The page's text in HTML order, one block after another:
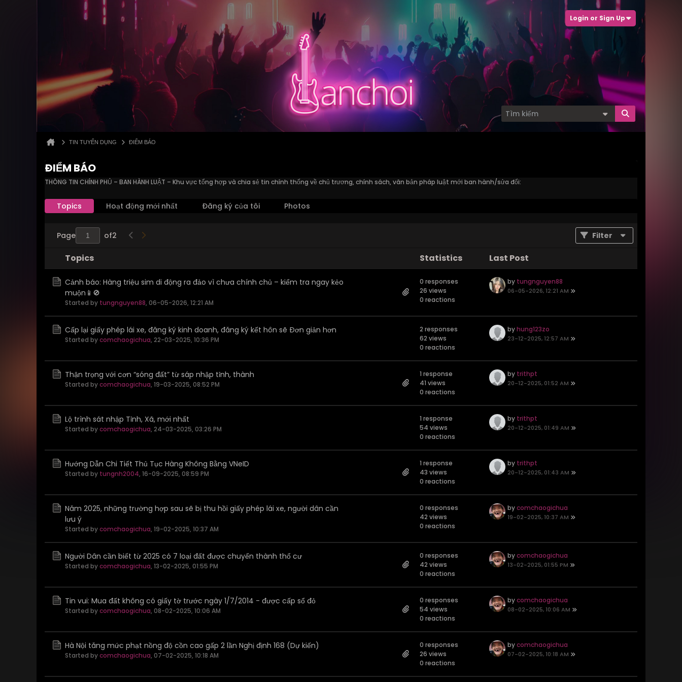
Login or Sign Up
TIN TUYỂN DỤNG ĐIỂM BÁO
ĐIỂM BÁO
THÔNG TIN CHÍNH PHỦ – BAN HÀNH LUẬT – Khu vực tổng hợp và chia sẻ tin chính thống về chủ trương, chính sách, văn bản pháp luật mới ban hành/sửa đổi:
Topics Hoạt động mới nhất Đăng ký của tôi Photos
Page of2 Filter
Topics Statistics Last Post
Cảnh báo: Hàng triệu sim di động ra đảo vì chưa chính chủ – kiểm tra ngay kẻo
muộn📱🚫
Started by tungnguyen88, 06-05-2026, 12:21 AM
0 responses
26 views
0 reactions
by tungnguyen88
06-05-2026, 12:21 AM
Cấp lại giấy phép lái xe, đăng ký kinh doanh, đăng ký kết hôn sẽ Đơn giản hơn
Started bycomchaogichua, 22-03-2025, 10:36 PM
2 responses
62 views
0 reactions
byhung123zo
23-12-2025, 12:57 AM
Thận trọng với cơn “sóng đất” từ sáp nhập tỉnh, thành
Started bycomchaogichua, 19-03-2025, 08:52 PM
1 response
41 views
0 reactions
by trithpt
20-12-2025, 01:52 AM
Lộ trình sát nhập Tỉnh, Xã, mới nhất
Started bycomchaogichua, 24-03-2025, 03:26 PM
1 response
54 views
0 reactions
by trithpt
20-12-2025, 01:49 AM
Hướng Dẫn Chi Tiết Thủ Tục Hàng Không Bằng VNeID
Started by tungnh2004, 16-09-2025, 08:59 PM
1 response
43 views
0 reactions
by trithpt
20-12-2025, 01:43 AM
Năm 2025, những trường hợp sau sẽ bị thu hồi giấy phép lái xe, người dân cần
lưu ý
Started bycomchaogichua, 19-02-2025, 10:37 AM
0 responses
42 views
0 reactions
bycomchaogichua
19-02-2025, 10:37 AM
Người Dân cần biết từ 2025 có 7 loại đất được chuyển thành thổ cư
Started bycomchaogichua, 13-02-2025, 01:55 PM
0 responses
42 views
0 reactions
bycomchaogichua
13-02-2025, 01:55 PM
Tin vui: Mua đất không có giấy tờ trước ngày 1/7/2014 - được cấp sổ đỏ
Started bycomchaogichua, 08-02-2025, 10:06 AM
0 responses
54 views
0 reactions
bycomchaogichua
08-02-2025, 10:06 AM
Hà Nội tăng mức phạt nồng độ cồn cao gấp 2 lần Nghị định 168 (Dự kiến)
Started bycomchaogichua, 07-02-2025, 10:18 AM
0 responses
26 views
0 reactions
bycomchaogichua
07-02-2025, 10:18 AM